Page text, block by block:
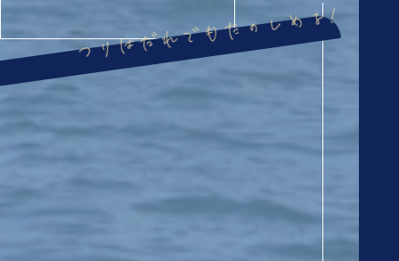
つりはだれでもたのしめる!